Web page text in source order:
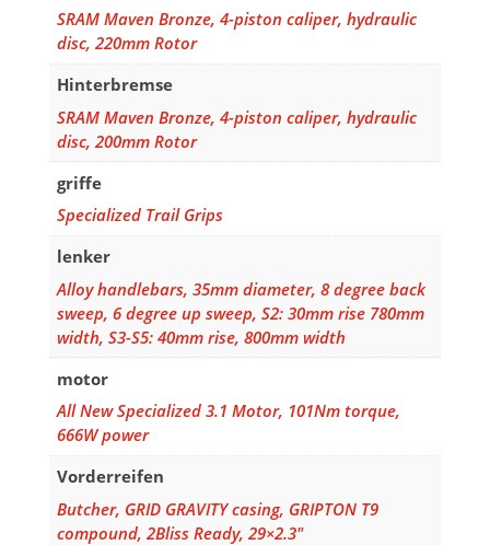
SRAM Maven Bronze, 4-piston caliper, hydraulic
disc, 220mm Rotor
Hinterbremse
SRAM Maven Bronze, 4-piston caliper, hydraulic
disc, 200mm Rotor
griffe
Specialized Trail Grips
lenker
Alloy handlebars, 35mm diameter, 8 degree back
sweep, 6 degree up sweep, S2: 30mm rise 780mm
width, S3-S5: 40mm rise, 800mm width
motor
All New Specialized 3.1 Motor, 101Nm torque,
666W power
Vorderreifen
Butcher, GRID GRAVITY casing, GRIPTON T9
compound, 2Bliss Ready, 29×2.3"